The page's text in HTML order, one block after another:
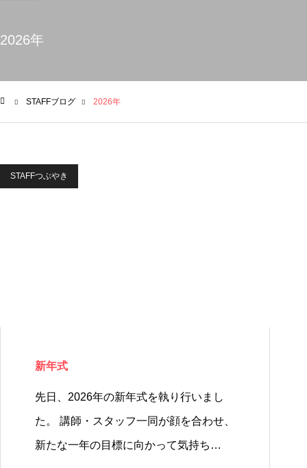
2026年
STAFFブログ 2026年
STAFFつぶやき
新年式
先日、2026年の新年式を執り行いまし
た。 講師・スタッフ一同が顔を合わせ、
新たな一年の目標に向かって気持ち…